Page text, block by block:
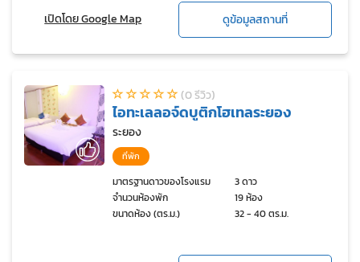
เปิดโดย Google Map ดูข้อมูลสถานที่
(0 รีวิว)
ไอทะเลลอจ์ดบูติกโฮเทลระยอง
ระยอง
ที่พัก
มาตรฐานดาวของโรงแรม
3 ดาว
จำนวนห้องพัก
19 ห้อง
ขนาดห้อง (ตร.ม.)
32 - 40 ตร.ม.